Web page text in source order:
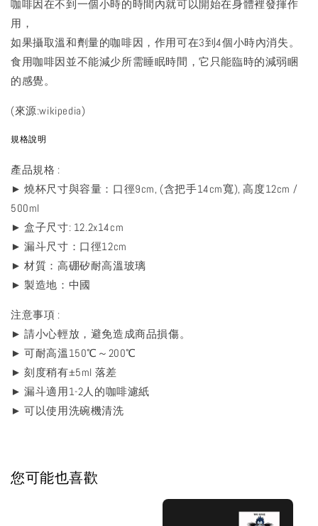
咖啡因在不到一個小時的時間內就可以開始在身體裡發揮作
用，
如果攝取溫和劑量的咖啡因，作用可在3到4個小時內消失。
食用咖啡因並不能減少所需睡眠時間，它只能臨時的減弱睏
的感覺。
(來源:wikipedia)
規格說明
產品規格 :
► 燒杯尺寸與容量：口徑9cm, (含把手14cm寬), 高度12cm /
500ml
► 盒子尺寸: 12.2x14cm
► 漏斗尺寸：口徑12cm
► 材質：高硼矽耐高溫玻璃
► 製造地：中國
注意事項 :
► 請小心輕放，避免造成商品損傷。
► 可耐高溫150℃～200℃
► 刻度稍有±5ml 落差
► 漏斗適用1-2人的咖啡濾紙
► 可以使用洗碗機清洗
您可能也喜歡